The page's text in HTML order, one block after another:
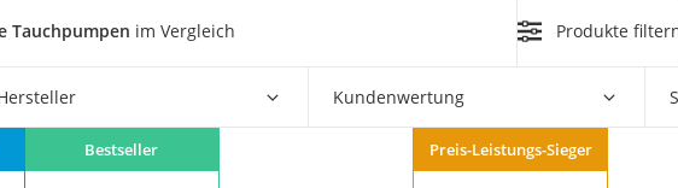
Akku-Laubsauger
Multimeter
Winterharte Palmen
Gasdurchlauferhitzer
Tauchpumpen im Vergleich Produkte
Kundenwertung
Bestseller Preis-Leistungs-Sieger